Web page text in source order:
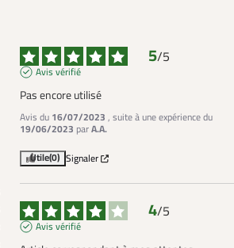
5/5
Avis vérifié
Pas encore utilisé
Avis du 16/07/2023 , suite à une expérience du
19/06/2023 parA.A.
Utile(0) Signaler
4/5
Avis vérifié